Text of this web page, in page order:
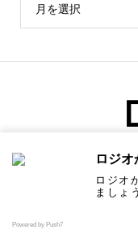
月を選択
Copyright © ロジオ／地元
ロジ
ロジオ
ましょ
Powered by Push7